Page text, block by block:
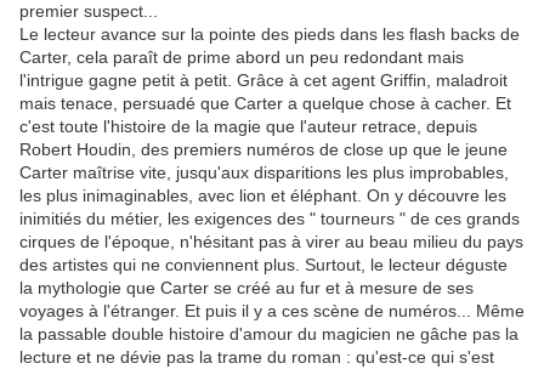
premier suspect...
Le lecteur avance sur la pointe des pieds dans les flash backs de
Carter, cela paraît de prime abord un peu redondant mais
l'intrigue gagne petit à petit. Grâce à cet agent Griffin, maladroit
mais tenace, persuadé que Carter a quelque chose à cacher. Et
c'est toute l'histoire de la magie que l'auteur retrace, depuis
Robert Houdin, des premiers numéros de close up que le jeune
Carter maîtrise vite, jusqu'aux disparitions les plus improbables,
les plus inimaginables, avec lion et éléphant. On y découvre les
inimitiés du métier, les exigences des " tourneurs " de ces grands
cirques de l'époque, n'hésitant pas à virer au beau milieu du pays
des artistes qui ne conviennent plus. Surtout, le lecteur déguste
la mythologie que Carter se créé au fur et à mesure de ses
voyages à l'étranger. Et puis il y a ces scène de numéros... Même
la passable double histoire d'amour du magicien ne gâche pas la
lecture et ne dévie pas la trame du roman : qu'est-ce qui s'est